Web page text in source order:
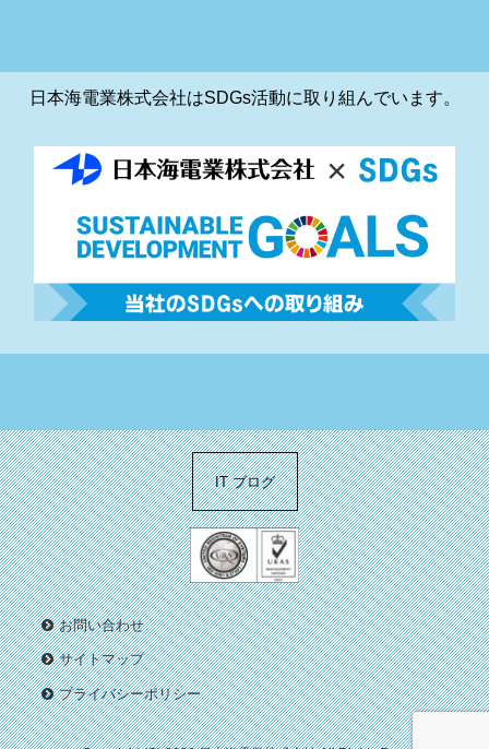
日本海電業株式会社はSDGs活動に取り組んでいます。
IT ブログ
お問い合わせ
サイトマップ
プライバシーポリシー